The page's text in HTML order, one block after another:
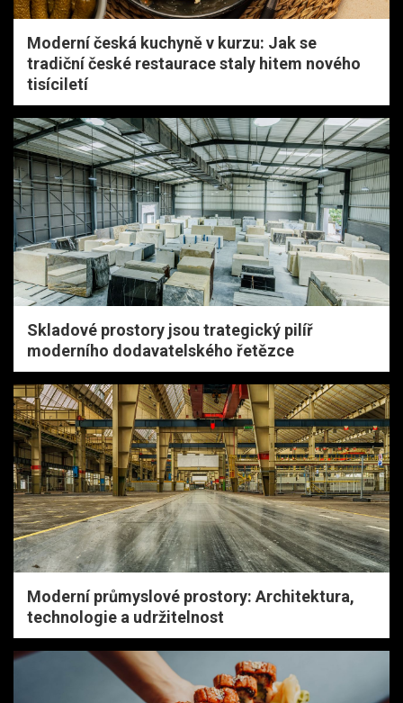
Moderní česká kuchyně v kurzu: Jak se
tradiční české restaurace staly hitem nového
tisíciletí
Skladové prostory jsou trategický pilíř
moderního dodavatelského řetězce
Moderní průmyslové prostory: Architektura,
technologie a udržitelnost